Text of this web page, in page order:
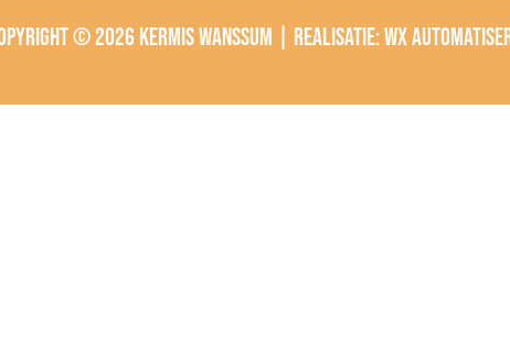
© 2026 Kermis Wanssum | Realisatie:wx